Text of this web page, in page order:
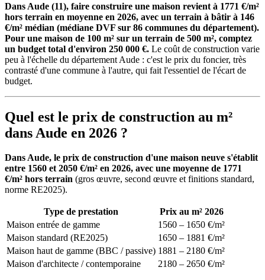
Dans Aude (11), faire construire une maison revient à 1771 €/m²
hors terrain en moyenne en 2026, avec un terrain à bâtir à 146
€/m² médian (médiane DVF sur 86 communes du département).
Pour une maison de 100 m² sur un terrain de 500 m², comptez
un budget total d'environ 250 000 €. Le coût de construction varie
peu à l'échelle du département Aude : c'est le prix du foncier, très
contrasté d'une commune à l'autre, qui fait l'essentiel de l'écart de
budget.
Quel est le prix de construction au m²
dans Aude en 2026 ?
Dans Aude, le prix de construction d'une maison neuve s'établit
entre 1560 et 2050 €/m² en 2026, avec une moyenne de 1771
€/m² hors terrain (gros œuvre, second œuvre et finitions standard,
norme RE2025).
Type de prestation
Prix au m² 2026
Maison entrée de gamme
1560 – 1650 €/m²
Maison standard (RE2025)
1650 – 1881 €/m²
Maison haut de gamme (BBC / passive) 1881 – 2180 €/m²
Maison d'architecte / contemporaine
2180 – 2650 €/m²